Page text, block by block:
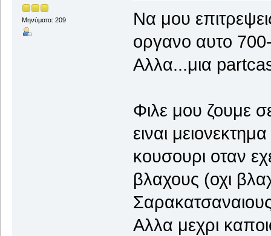
Μηνύματα: 209
Να μου
οργανο αυτο
Αλλα...μια
Φιλε μου ζουμε
ειναι
κουσουρι οταν
βλαχους (οχι
Αλλα μεχρι